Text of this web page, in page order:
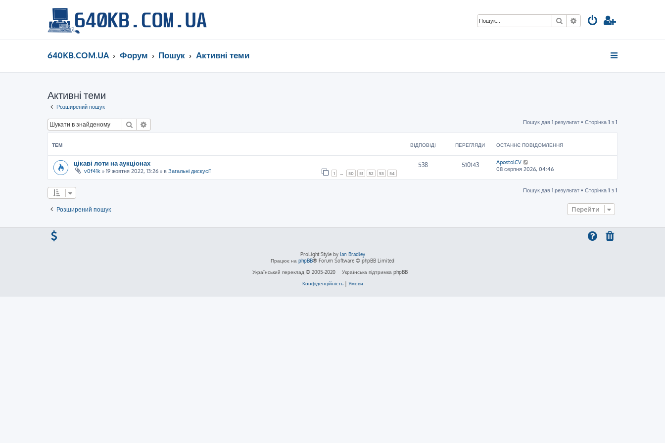
ПошукРозширений пошук
640KB.COM.UA Форум Пошук Активні теми
Активні теми
Розширений пошук
Пошук Пошук дав 1 результат • Сторінка 1 з 1
ТЕМ ВІДПОВІДІ ПЕРЕГЛЯДИ ОСТАННЄ ПОВІДОМЛЕННЯ
цікаві лоти на аукціонах
v0f41k » 19 жовтня 2022, 13:26 » в Загальні дискусії 1 50 51 52 53 54
538 510143
ApostolCV
08 серпня 2026, 04:46
Пошук дав 1 результат • Сторінка 1 з 1
Розширений пошук Перейти
ProLight Style by Ian Bradley
Працює на phpBB® Forum Software © phpBB Limited
Український переклад © 2005-2020
Українська підтримка phpBB
Конфіденційність| Умови